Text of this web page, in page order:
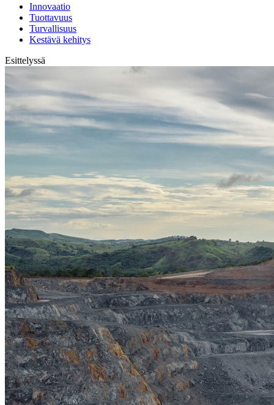
Innovaatio
Tuottavuus
Turvallisuus
Kestävä kehitys
Esittelyssä